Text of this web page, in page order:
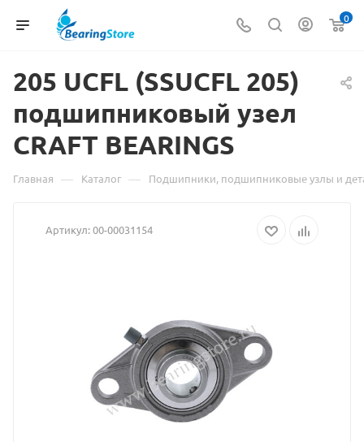
0
205 Материал
о
товаре
205
(SSUCFL
CRAFT
BEARINGS
UCFL (SSUCFL 205)
подшипниковый узел
CRAFT BEARINGS
Главная — Каталог — Подшипники, подшипниковые узлы и
Артикул:00-00031154